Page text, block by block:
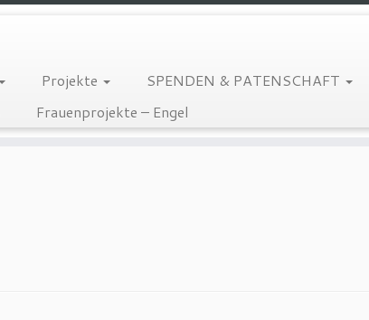
Projekte SPENDEN & PATENSCHAFT
Frauenprojekte – Engel